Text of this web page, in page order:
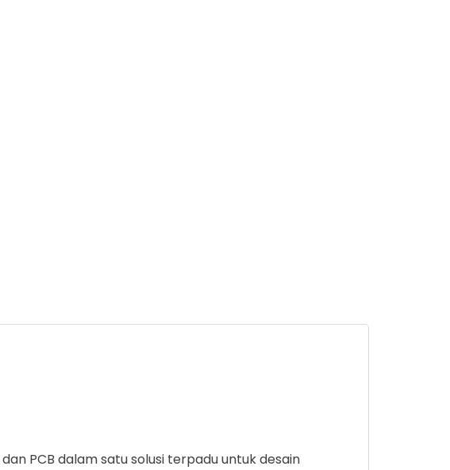
PCB dalam satu solusi terpadu untuk desain